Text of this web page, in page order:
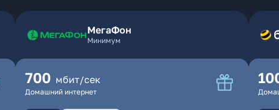
МегаФон
Минимум
700 мбит/сек
Домашний интернет